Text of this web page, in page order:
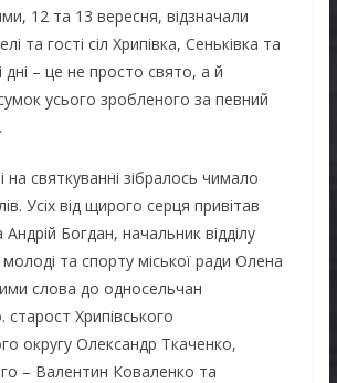
12 та 13 вересня, відзначали
та гості сіл Хрипівка, Сеньківка та
дні – це не просто свято, а й
усього зробленого за певний
святкуванні зібралось чимало
Усіх від щирого серця привітав
Богдан, начальник відділу
молоді та спорту міської ради Олена
слова до односельчан
старост Хрипівського
округу Олександр Ткаченко,
– Валентин Коваленко та